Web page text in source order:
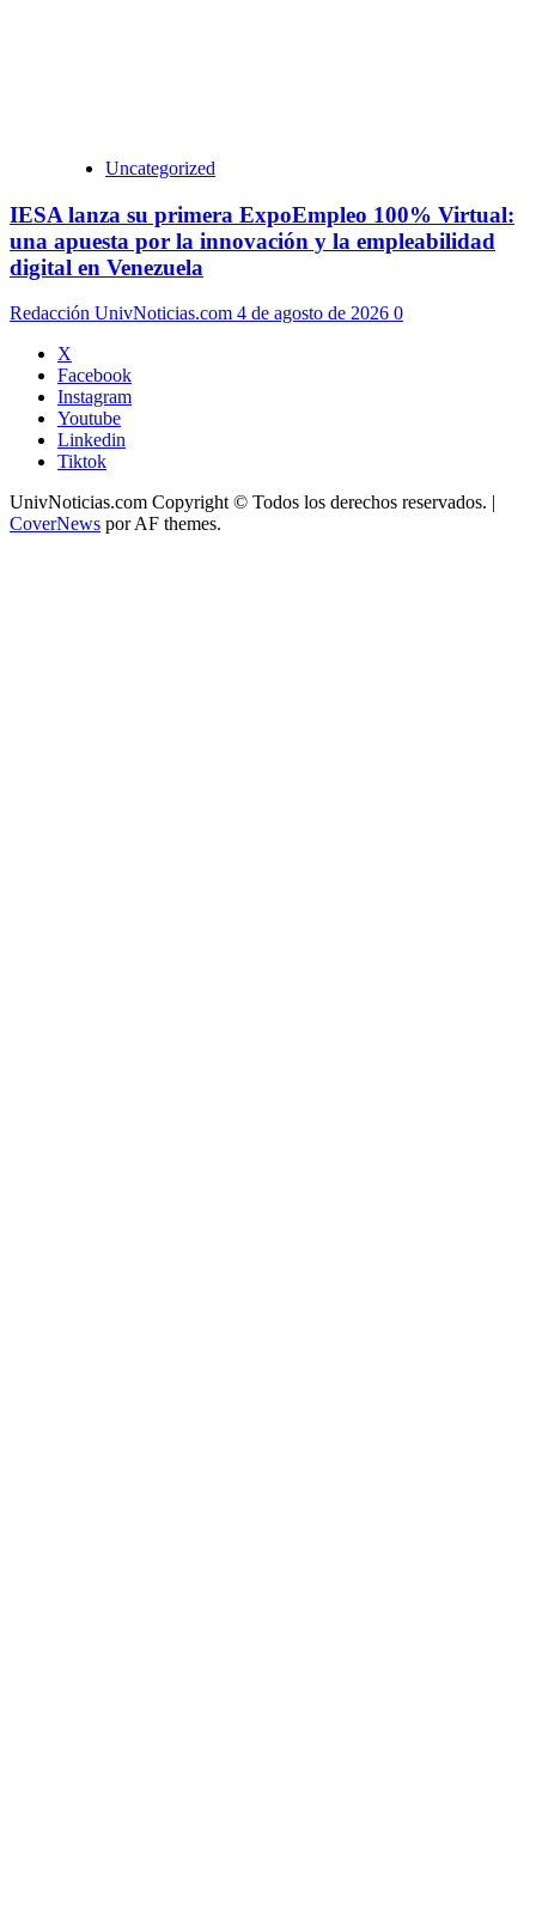
Uncategorized
IESA lanza su primera ExpoEmpleo 100% Virtual:
una apuesta por la innovación y la empleabilidad
digital en Venezuela
Redacción UnivNoticias.com 4 de agosto de 2026 0
X
Facebook
Instagram
Youtube
Linkedin
Tiktok
UnivNoticias.com Copyright © Todos los derechos reservados. |
CoverNews por AF themes.